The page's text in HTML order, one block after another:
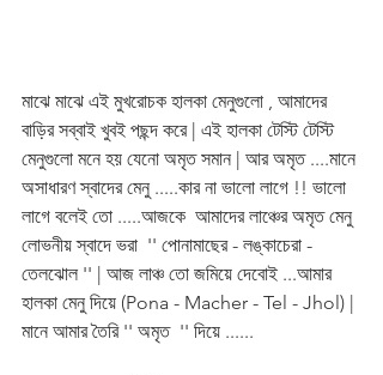
মাঝে মাঝে এই মুখরোচক হালকা মেনুগুলো , আমাদের
বাড়ির সব্বাই খুবই পছন্দ করে | এই হালকা টেস্টি টেস্টি
মেনুগুলো মনে হয় যেনো অমৃত সমান | আর অমৃত ....মানে
অসাধারণ স্বাদের মেনু .....কার না ভালো লাগে !! ভালো
লাগে বলেই তো .....আজকে  আমাদের লাঞ্চের অমৃত মেনু
লোভনীয় স্বাদে ভরা  '' পোনামাছের - লঙ্কাচেরা -
তেলঝোল '' | আজ লাঞ্চ তো জমিয়ে দেবোই ...আমার
হালকা মেনু দিয়ে (Pona - Macher - Tel - Jhol) |
মানে আমার তৈরি '' অমৃত  '' দিয়ে ......